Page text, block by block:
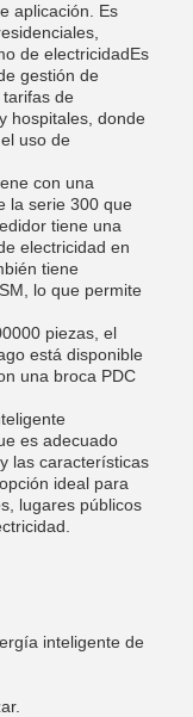
aplicación. Es
de electricidadEs
gestión de
de
hospitales, donde
uso de
con una
la serie 300 que
tiene una
electricidad en
tiene
lo que permite
piezas, el
está disponible
una broca PDC
es adecuado
las características
ideal para
lugares públicos
inteligente de